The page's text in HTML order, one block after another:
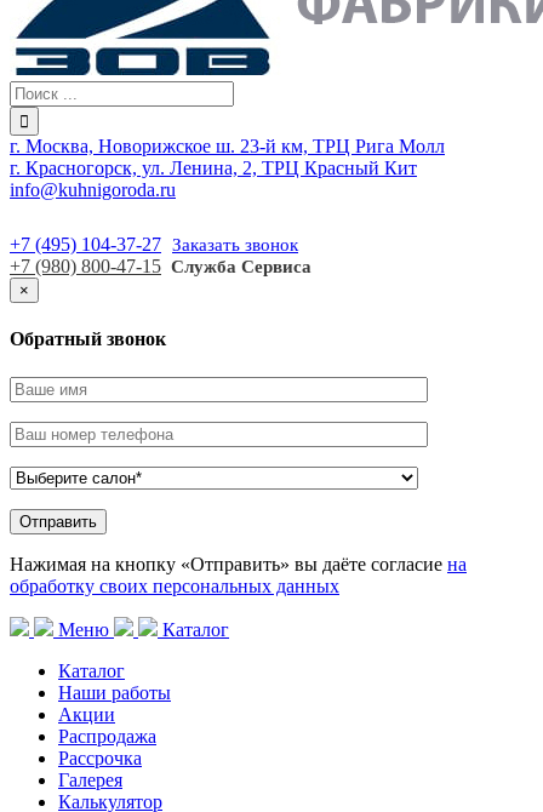
г. Москва, Новорижское ш. 23-й км, ТРЦ Рига Молл
г. Красногорск, ул. Ленина, 2, ТРЦ Красный Кит
info@kuhnigoroda.ru
+7 (495) 104-37-27 Заказать звонок
+7 (980) 800-47-15 Служба Сервиса
×
Обратный звонок
Нажимая на кнопку «Отправить» вы даёте согласие на
обработку своих персональных данных
Меню
Каталог
Каталог
Наши работы
Акции
Распродажа
Рассрочка
Галерея
Калькулятор